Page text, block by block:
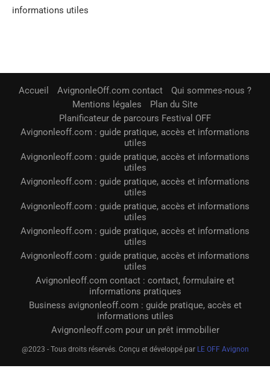
informations utiles
Accueil AvignonleOff.com contact
Qui sommes-nous ?
Mentions légales
Plan du Site
Planificateur de parcours Festival OFF
Avignonleoff.com : guide pratique, accès et informations
utiles
Avignonleoff.com : guide pratique, accès et informations
utiles
Avignonleoff.com : guide pratique, accès et informations
utiles
Avignonleoff.com : guide pratique, accès et informations
utiles
Avignonleoff.com : guide pratique, accès et informations
utiles
Avignonleoff.com : guide pratique, accès et informations
utiles
Avignonleoff.com contact : contact, formulaire et
informations pratiques
Business avignonleoff.com : guide pratique, accès et
informations utiles
Avignonleoff.com pour un prêt immobilier
@2023 - Tous droits réservés. Conçu et développé par LE OFF Avignon